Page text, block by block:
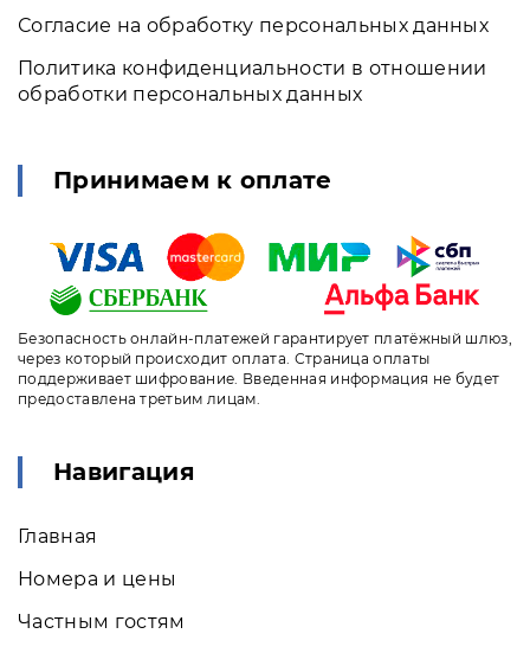
Согласие на обработку персональных данных
Политика конфиденциальности в отношении
обработки персональных данных
Принимаем к оплате
Безопасность онлайн-платежей гарантирует платёжный шлюз,
через который происходит оплата. Страница оплаты
поддерживает шифрование. Введенная информация не будет
предоставлена третьим лицам.
Навигация
Главная
Номера и цены
Частным гостям